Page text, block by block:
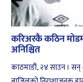
करिअरकै कठिन
अनिश्चित
काठमाडौं, २४ साउन । सन्